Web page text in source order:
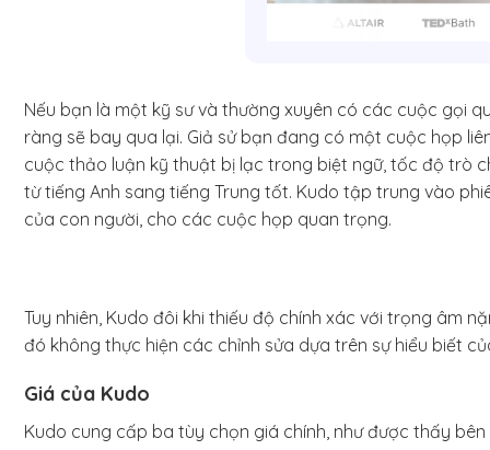
Nếu bạn là một kỹ sư và thường xuyên có các cuộc gọi
ràng sẽ bay qua lại. Giả sử bạn đang có một cuộc họp
cuộc thảo luận kỹ thuật bị lạc trong biệt ngữ, tốc độ trò
từ tiếng Anh sang tiếng Trung tốt. Kudo tập trung vào
của con người, cho các cuộc họp quan trọng.
Tuy nhiên, Kudo đôi khi thiếu độ chính xác với trọng âm
đó không thực hiện các chỉnh sửa dựa trên sự hiểu biết
Giá của Kudo
Kudo cung cấp ba tùy chọn giá chính, như được thấy bên